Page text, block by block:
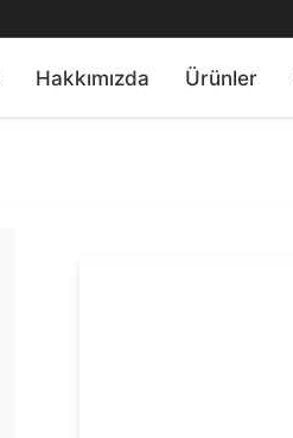
Hakkımızda Ürünler